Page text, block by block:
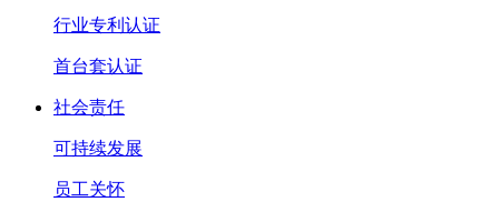
行业专利认证
首台套认证
社会责任
可持续发展
员工关怀